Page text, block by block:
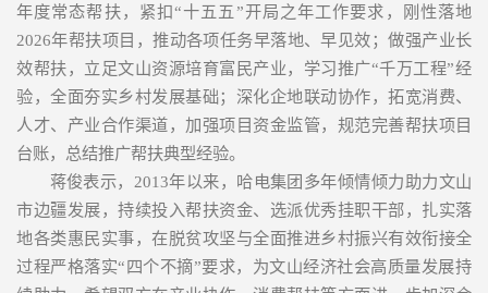
年度常态帮扶，紧扣“十五五”开局之年工作要求，刚性落地
2026年帮扶项目，推动各项任务早落地、早见效；做强产业长
效帮扶，立足文山资源培育富民产业，学习推广“千万工程”经
验，全面夯实乡村发展基础；深化企地联动协作，拓宽消费、
人才、产业合作渠道，加强项目资金监管，规范完善帮扶项目
台账，总结推广帮扶典型经验。
蒋俊表示，2013年以来，哈电集团多年倾情倾力助力文山
市边疆发展，持续投入帮扶资金、选派优秀挂职干部，扎实落
地各类惠民实事，在脱贫攻坚与全面推进乡村振兴有效衔接全
过程严格落实“四个不摘”要求，为文山经济社会高质量发展持